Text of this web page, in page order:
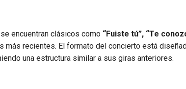
encuentran clásicos como “Fuiste tú”, “Te
más recientes. El formato del concierto está
una estructura similar a sus giras anteriores.